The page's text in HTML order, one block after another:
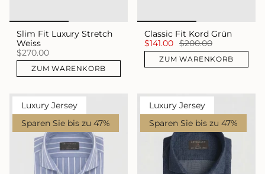
Slim Fit Luxury Stretch
Weiss
$270.00
ZUM WARENKORB
Classic Fit Kord Grün
$141.00 $200.00
ZUM WARENKORB
Luxury Jersey
Sparen Sie bis zu 47%
Luxury Jersey
Sparen Sie bis zu 47%